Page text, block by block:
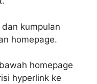
kumpulan
homepage.
homepage
hyperlink ke